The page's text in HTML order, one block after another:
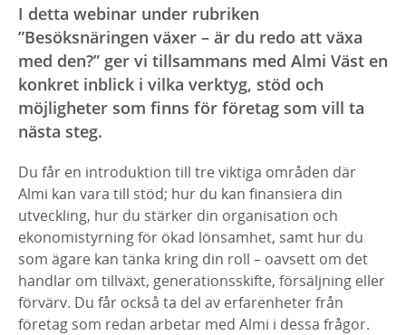
I detta webinar under rubriken
”Besöksnäringen växer – är du redo att växa
med den?” ger vi tillsammans med Almi Väst en
konkret inblick i vilka verktyg, stöd och
möjligheter som finns för företag som vill ta
nästa steg.
Du får en introduktion till tre viktiga områden där
Almi kan vara till stöd; hur du kan finansiera din
utveckling, hur du stärker din organisation och
ekonomistyrning för ökad lönsamhet, samt hur du
som ägare kan tänka kring din roll – oavsett om det
handlar om tillväxt, generationsskifte, försäljning eller
förvärv. Du får också ta del av erfarenheter från
företag som redan arbetar med Almi i dessa frågor.